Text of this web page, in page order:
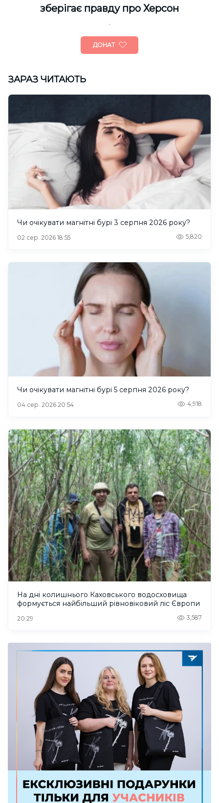
зберігає правду про Херсон
ДОНАТ
ЗАРАЗ ЧИТАЮТЬ
Чи очікувати магнітні бурі 3 серпня 2026 року?
02 сер. 2026 18:55 5,820
Чи очікувати магнітні бурі 5 серпня 2026 року?
04 сер. 2026 20:54 4,918
На дні колишнього Каховського водосховища
формується найбільший рівновіковий ліс Європи
20:29 3,587